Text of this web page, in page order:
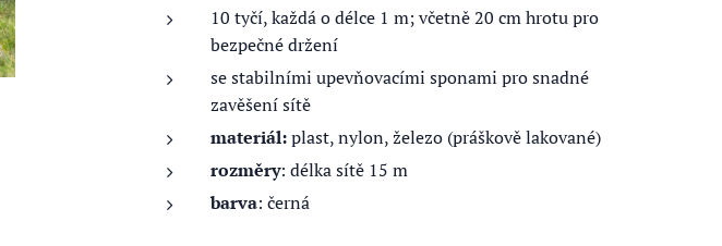
10 tyčí, každá o délce 1 m; včetně 20 cm hrotu pro
bezpečné držení
se stabilními upevňovacími sponami pro snadné
zavěšení sítě
materiál:plast, nylon, železo (práškově lakované)
rozměry: délka sítě 15 m
barva: černá